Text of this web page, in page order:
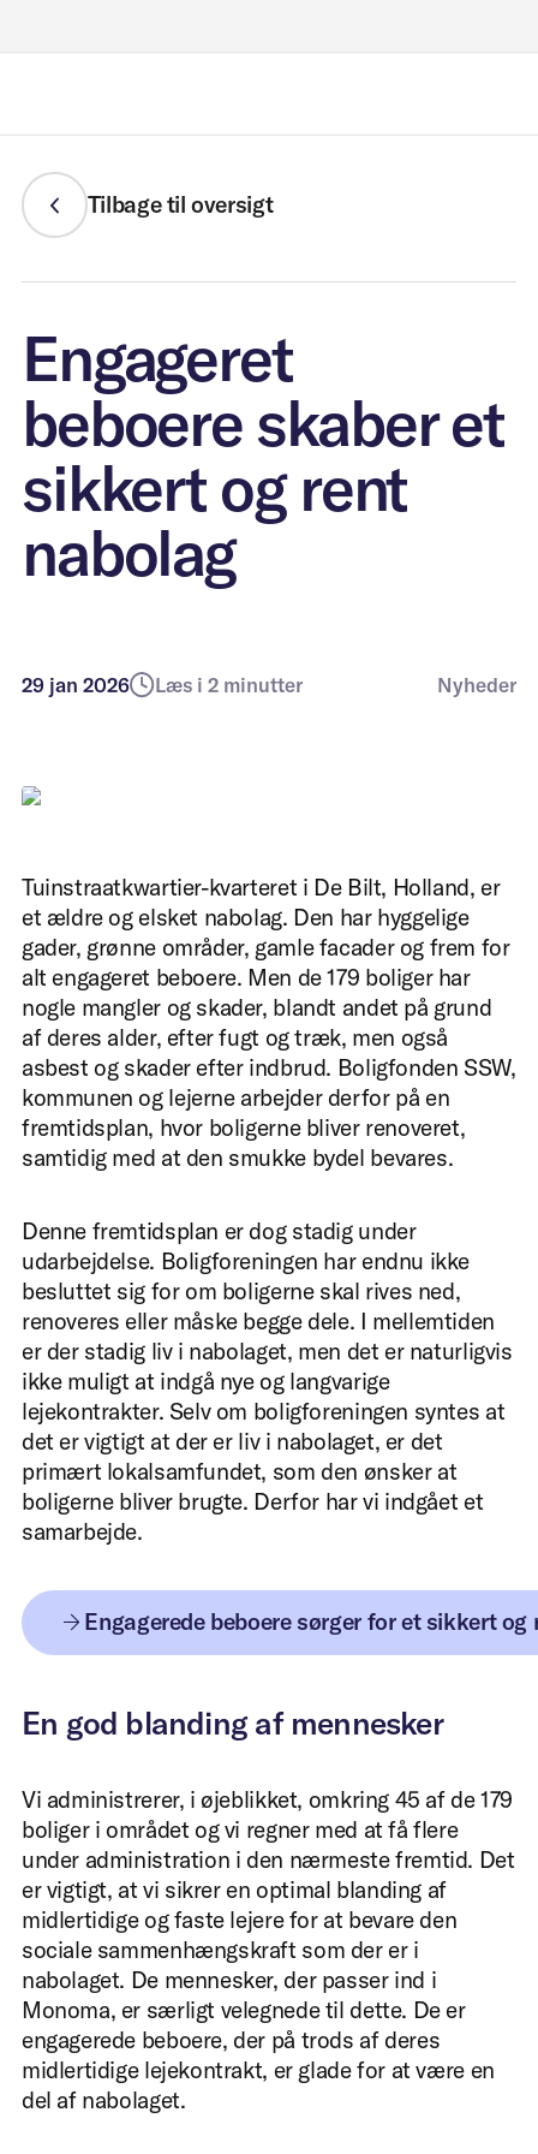
Løsninger
Håndtering af
tomgang
Midlertidig sikring
Midlertidig
transformation
For hvem
Kommune og
regering
Ejendomsudviklere
Boligforeninger
flygtninge
Nyheder
FAQ
Om os
Kontakt
Tilbage til oversigt
Engageret
beboere skaber et
sikkert og rent
nabolag
29 jan 2026 Læs i 2 minutter Nyheder
Tuinstraatkwartier-kvarteret i De Bilt, Holland, er
et ældre og elsket nabolag. Den har hyggelige
gader, grønne områder, gamle facader og frem for
alt engageret beboere. Men de 179 boliger har
nogle mangler og skader, blandt andet på grund
af deres alder, efter fugt og træk, men også
asbest og skader efter indbrud. Boligfonden SSW,
kommunen og lejerne arbejder derfor på en
fremtidsplan, hvor boligerne bliver renoveret,
samtidig med at den smukke bydel bevares.
Denne fremtidsplan er dog stadig under
udarbejdelse. Boligforeningen har endnu ikke
besluttet sig for om boligerne skal rives ned,
renoveres eller måske begge dele. I mellemtiden
er der stadig liv i nabolaget, men det er naturligvis
ikke muligt at indgå nye og langvarige
lejekontrakter. Selv om boligforeningen syntes at
det er vigtigt at der er liv i nabolaget, er det
primært lokalsamfundet, som den ønsker at
boligerne bliver brugte. Derfor har vi indgået et
samarbejde.
Engagerede beboere sørger for et sikkert og
En god blanding af mennesker
Vi administrerer, i øjeblikket, omkring 45 af de 179
boliger i området og vi regner med at få flere
under administration i den nærmeste fremtid. Det
er vigtigt, at vi sikrer en optimal blanding af
midlertidige og faste lejere for at bevare den
sociale sammenhængskraft som der er i
nabolaget. De mennesker, der passer ind i
Monoma, er særligt velegnede til dette. De er
engagerede beboere, der på trods af deres
midlertidige lejekontrakt, er glade for at være en
del af nabolaget.
Hvert bygning er forskellig.
Derfor ser vi sammen med dig på din
en klar plan og én kontaktperson.
Digital intake
Fulde navn *
Din e-mailadresse *
Firmanavn *
Telefon
Mere information om dit projekt